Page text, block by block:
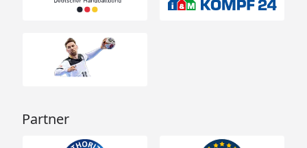
Partner